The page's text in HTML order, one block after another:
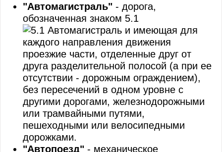
Остановка и стоянка
Проезд перекрестков
Пешеходные переходы и места остановок
Движение через железнодорожные пути
Движение по автомагистралям
Движение в жилых зонах
Приоритет маршрутных транспортных
"Автомагистраль" - дорога,
обозначенная знаком 5.1
и имеющая для
каждого направления движения
проезжие части, отделенные друг от
друга разделительной полосой (а при ее
отсутствии - дорожным ограждением),
без пересечений в одном уровне с
другими дорогами, железнодорожными
или трамвайными путями,
пешеходными или велосипедными
дорожками.
"Автопоезд" - механическое